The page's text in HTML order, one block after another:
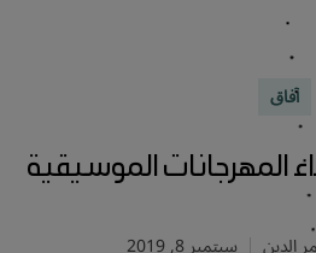
الموسيقية